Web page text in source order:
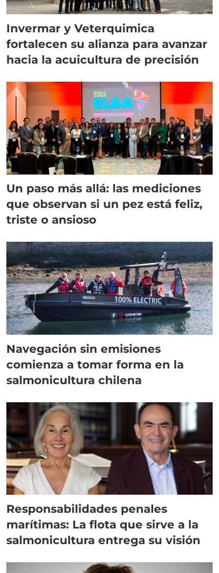
Invermar y Veterquimica
fortalecen su alianza para avanzar
hacia la acuicultura de precisión
Un paso más allá: las mediciones
que observan si un pez está feliz,
triste o ansioso
Navegación sin emisiones
comienza a tomar forma en la
salmonicultura chilena
Responsabilidades penales
marítimas: La flota que sirve a la
salmonicultura entrega su visión